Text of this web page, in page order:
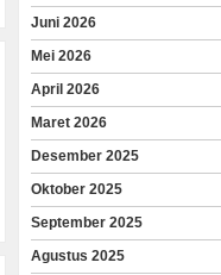
Juni 2026
Mei 2026
April 2026
Maret 2026
Desember 2025
Oktober 2025
September 2025
Agustus 2025